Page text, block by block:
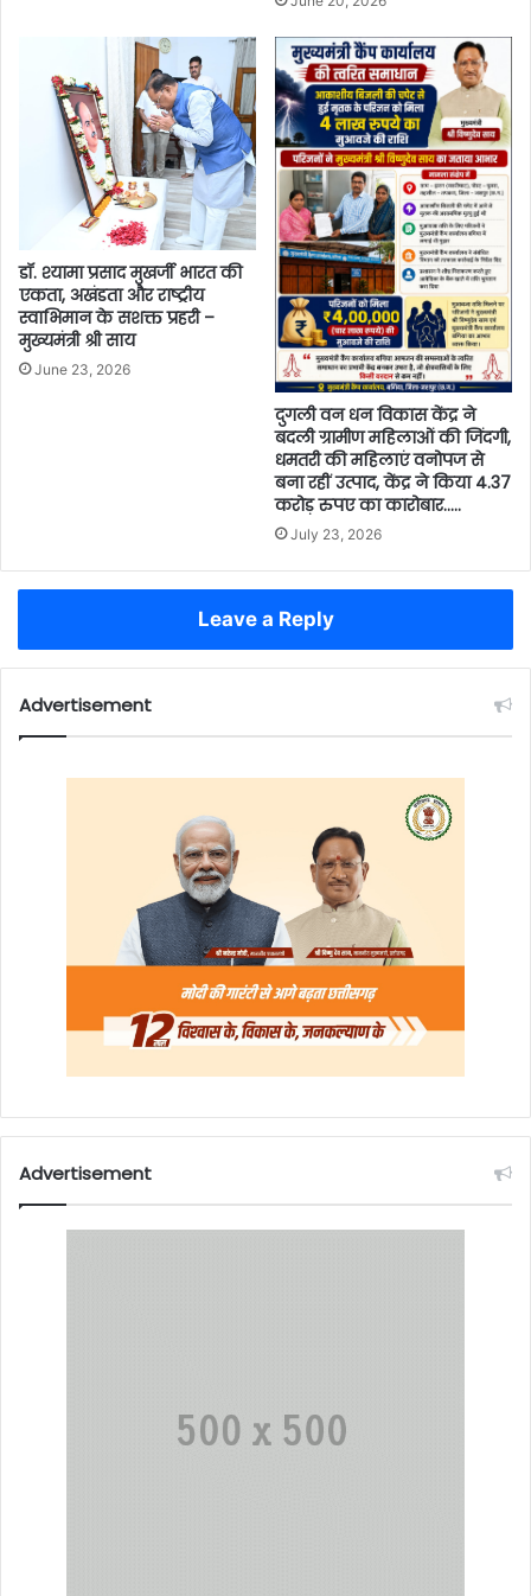
डॉ. श्यामा प्रसाद मुखर्जी भारत की
एकता, अखंडता और राष्ट्रीय
स्वाभिमान के सशक्त प्रहरी –
मुख्यमंत्री श्री साय
June 23, 2026
दुगली वन धन विकास केंद्र ने
बदली ग्रामीण महिलाओं की जिंदगी,
धमतरी की महिलाएं वनोपज से
बना रहीं उत्पाद, केंद्र ने किया 4.37
करोड़ रुपए का कारोबार…..
July 23, 2026
Leave a Reply
Advertisement
Advertisement